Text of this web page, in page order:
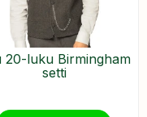
setti